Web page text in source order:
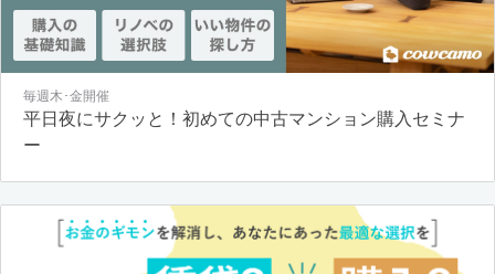
毎週木･金開催
平日夜にサクッと！初めての中古マンション購入セミナ
ー